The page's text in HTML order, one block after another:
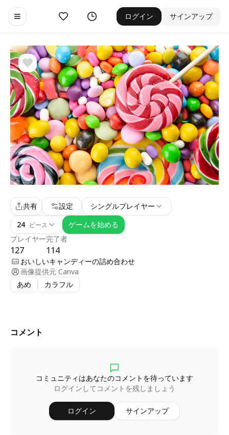
Toggle navigation menu
お気に入りゲーム履歴 ログイン サインアップ
プレイヤー
127
完了者
114
共有 設定
シングルプレイヤー
24 ピース ゲームを始める
おいしいキャンディーの詰め合わせ
画像提供元 Canva
あめ
カラフル
コメント
コミュニティはあなたのコメントを待っています
ログインしてコメントを残しましょう
ログイン サインアップ